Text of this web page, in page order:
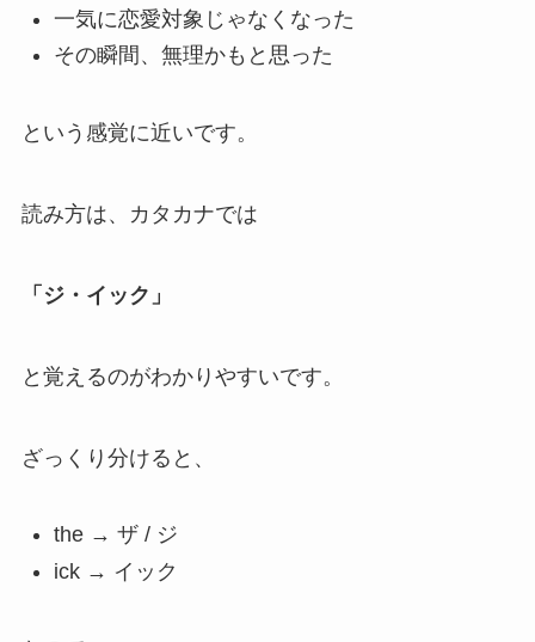
一気に恋愛対象じゃなくなった
その瞬間、無理かもと思った
という感覚に近いです。
読み方は、カタカナでは
「ジ・イック」
と覚えるのがわかりやすいです。
ざっくり分けると、
the → ザ / ジ
ick → イック